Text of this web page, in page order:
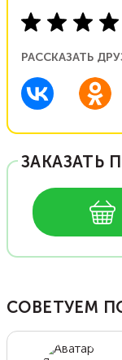
РАССКАЗАТЬ
ЗАКАЗАТЬ
СОВЕТУЕМ